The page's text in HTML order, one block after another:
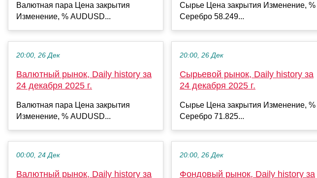
Валютная пара Цена закрытия
Изменение, % AUDUSD...
20:00, 26 Дек
Валютный рынок, Daily history за
24 декабря 2025 г.
Валютная пара Цена закрытия
Изменение, % AUDUSD...
00:00, 24 Дек
Валютный рынок, Daily history за
Сырье Цена закрытия Изменение, %
Серебро 58.249...
20:00, 26 Дек
Сырьевой рынок, Daily history за
24 декабря 2025 г.
Сырье Цена закрытия Изменение, %
Серебро 71.825...
20:00, 26 Дек
Фондовый рынок, Daily history за